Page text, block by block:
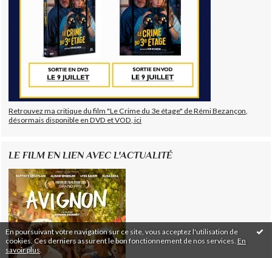
En poursuivant votre navigation sur ce site, vous acceptez l'utilisation de
cookies. Ces derniers assurent le bon fonctionnement de nos services. En
savoir plus
Retrouvez ma critique du film "Le Crime du 3e étage" de Rémi Bezançon,
désormais disponible en DVD et VOD, ici
LE FILM EN LIEN AVEC L'ACTUALITÉ